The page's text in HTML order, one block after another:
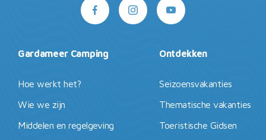
Gardameer Camping
Hoe werkt het?
Wie we zijn
Middelen en regelgeving
Ontdekken
Seizoensvakanties
Thematische vakanties
Toeristische Gidsen